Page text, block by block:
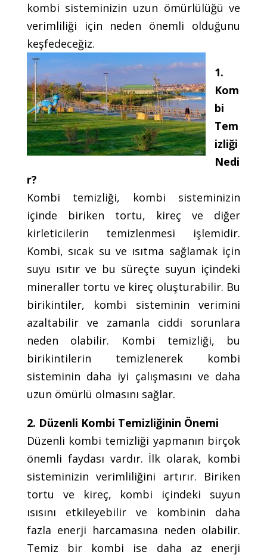
kombi sisteminizin uzun ömürlülüğü ve
verimliliği için neden önemli olduğunu
keşfedeceğiz.
1.
Kom
bi
Tem
izliği
Nedi
r?
Kombi temizliği, kombi sisteminizin
içinde biriken tortu, kireç ve diğer
kirleticilerin temizlenmesi işlemidir.
Kombi, sıcak su ve ısıtma sağlamak için
suyu ısıtır ve bu süreçte suyun içindeki
mineraller tortu ve kireç oluşturabilir. Bu
birikintiler, kombi sisteminin verimini
azaltabilir ve zamanla ciddi sorunlara
neden olabilir. Kombi temizliği, bu
birikintilerin temizlenerek kombi
sisteminin daha iyi çalışmasını ve daha
uzun ömürlü olmasını sağlar.
2. Düzenli Kombi Temizliğinin Önemi
Düzenli kombi temizliği yapmanın birçok
önemli faydası vardır. İlk olarak, kombi
sisteminizin verimliliğini artırır. Biriken
tortu ve kireç, kombi içindeki suyun
ısısını etkileyebilir ve kombinin daha
fazla enerji harcamasına neden olabilir.
Temiz bir kombi ise daha az enerji